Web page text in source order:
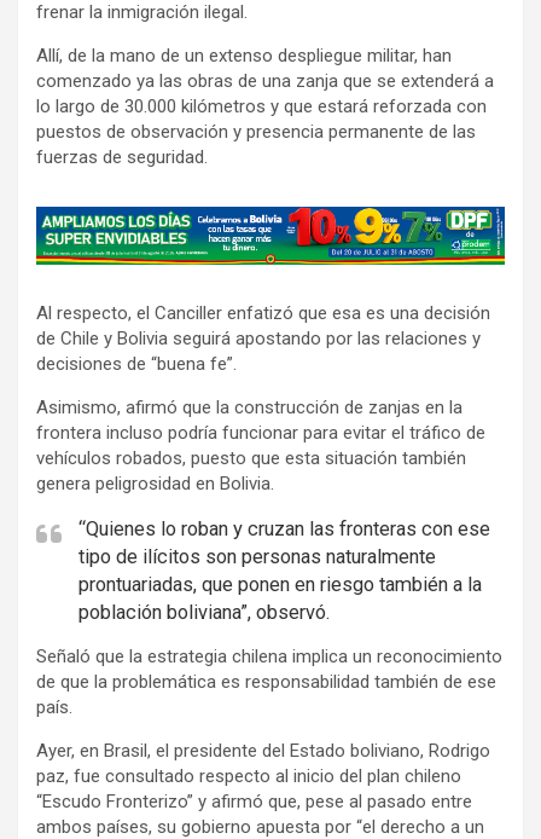
frenar la inmigración ilegal.
Allí, de la mano de un extenso despliegue militar, han
comenzado ya las obras de una zanja que se extenderá a
lo largo de 30.000 kilómetros y que estará reforzada con
puestos de observación y presencia permanente de las
fuerzas de seguridad.
A
d
e
r
t
i
s
e
e
Al respecto, el Canciller enfatizó que esa es una decisión
de Chile y Bolivia seguirá apostando por las relaciones y
decisiones de “buena fe”.
Asimismo, afirmó que la construcción de zanjas en la
frontera incluso podría funcionar para evitar el tráfico de
vehículos robados, puesto que esta situación también
genera peligrosidad en Bolivia.
“Quienes lo roban y cruzan las fronteras con ese
tipo de ilícitos son personas naturalmente
prontuariadas, que ponen en riesgo también a la
población boliviana”, observó.
Señaló que la estrategia chilena implica un reconocimiento
de que la problemática es responsabilidad también de ese
país.
Ayer, en Brasil, el presidente del Estado boliviano, Rodrigo
paz, fue consultado respecto al inicio del plan chileno
“Escudo Fronterizo” y afirmó que, pese al pasado entre
ambos países, su gobierno apuesta por “el derecho a un